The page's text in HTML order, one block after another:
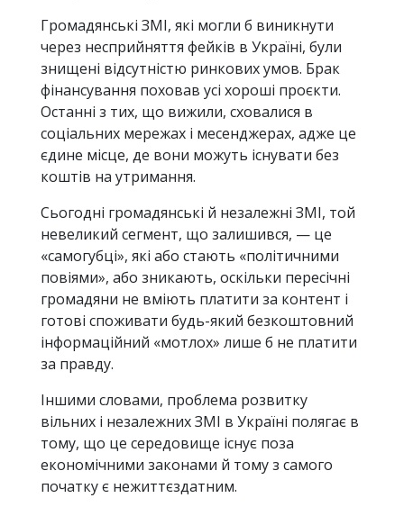
Громадянські ЗМІ, які могли б виникнути
через несприйняття фейків в Україні, були
знищені відсутністю ринкових умов. Брак
фінансування поховав усі хороші проєкти.
Останні з тих, що вижили, сховалися в
соціальних мережах і месенджерах, адже це
єдине місце, де вони можуть існувати без
коштів на утримання.
Сьогодні громадянські й незалежні ЗМІ, той
невеликий сегмент, що залишився, — це
«самогубці», які або стають «політичними
повіями», або зникають, оскільки пересічні
громадяни не вміють платити за контент і
готові споживати будь-який безкоштовний
інформаційний «мотлох» лише б не платити
за правду.
Іншими словами, проблема розвитку
вільних і незалежних ЗМІ в Україні полягає в
тому, що це середовище існує поза
економічними законами й тому з самого
початку є нежиттєздатним.